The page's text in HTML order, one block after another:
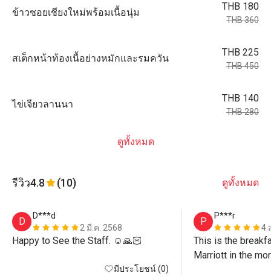
ข้าวซอยเชียงใหม่พร้อมเนื้อนุ่ม
THB 180
THB 360
สเต็กหน้าท้องเนื้อย่างหมักและรมควัน
THB 225
THB 450
ไข่เจียวลานนา
THB 140
THB 280
ดูทั้งหมด
รีวิว4.8 (10) ดูทั้งหมด
D
D***d
2 มี.ค. 2568
Happy to See the Staff. ☺️🙏🏻
มีประโยชน์ (0)
P
P***r
4
This is the
Marriott in the